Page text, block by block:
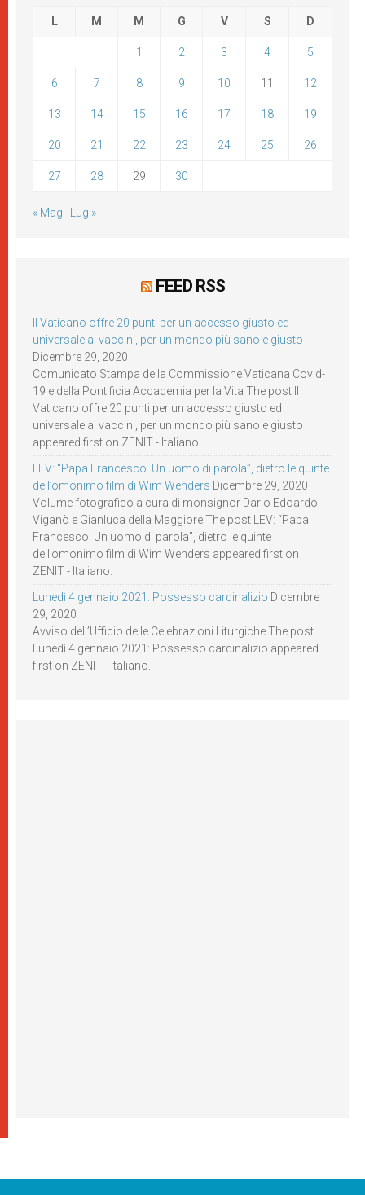
L M M G V S D
1 2 3 4 5
6 7 8 9 10 11 12
13 14 15 16 17 18 19
20 21 22 23 24 25 26
27 28 29 30
« Mag Lug »
FEED RSS
Il Vaticano offre 20 punti per un accesso giusto ed
universale ai vaccini, per un mondo più sano e giusto
Dicembre 29, 2020
Comunicato Stampa della Commissione Vaticana Covid-
19 e della Pontificia Accademia per la Vita The post Il
Vaticano offre 20 punti per un accesso giusto ed
universale ai vaccini, per un mondo più sano e giusto
appeared first on ZENIT - Italiano.
LEV: “Papa Francesco. Un uomo di parola”, dietro le quinte
dell’omonimo film di Wim Wenders Dicembre 29, 2020
Volume fotografico a cura di monsignor Dario Edoardo
Viganò e Gianluca della Maggiore The post LEV: “Papa
Francesco. Un uomo di parola”, dietro le quinte
dell’omonimo film di Wim Wenders appeared first on
ZENIT - Italiano.
Lunedì 4 gennaio 2021: Possesso cardinalizio Dicembre
29, 2020
Avviso dell’Ufficio delle Celebrazioni Liturgiche The post
Lunedì 4 gennaio 2021: Possesso cardinalizio appeared
first on ZENIT - Italiano.